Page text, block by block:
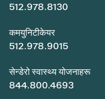
512.978.8130
कमयुनिटीकेयर
512.978.9015
सेन्डेरो स्वास्थ्य योजनाहरू
844.800.4693